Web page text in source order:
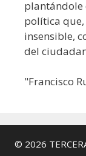
plantándole
política
insensible,
del
"Francisco
© 2026